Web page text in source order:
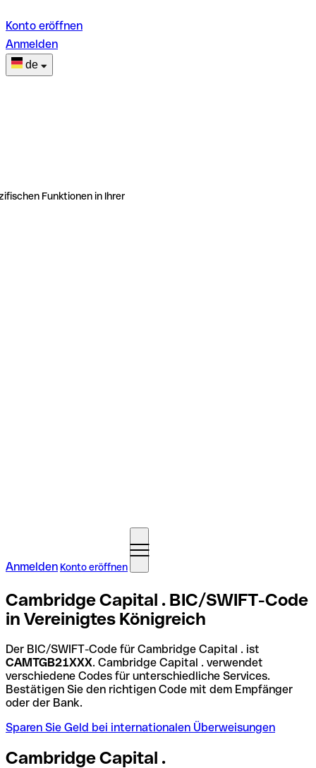
Konto eröffnen
Anmelden
de
Funktionen in Ihrer
Anmelden Konto eröffnen
Cambridge Capital . BIC/SWIFT-Code
in Vereinigtes Königreich
Der BIC/SWIFT-Code für Cambridge Capital . ist
CAMTGB21XXX. Cambridge Capital . verwendet
verschiedene Codes für unterschiedliche Services.
Bestätigen Sie den richtigen Code mit dem Empfänger
oder der Bank.
Sparen Sie Geld bei internationalen Überweisungen
Cambridge Capital .